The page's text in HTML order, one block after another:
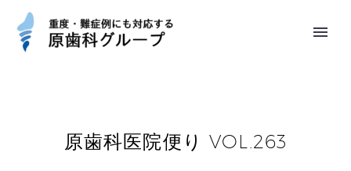
原歯科医院便り VOL.263